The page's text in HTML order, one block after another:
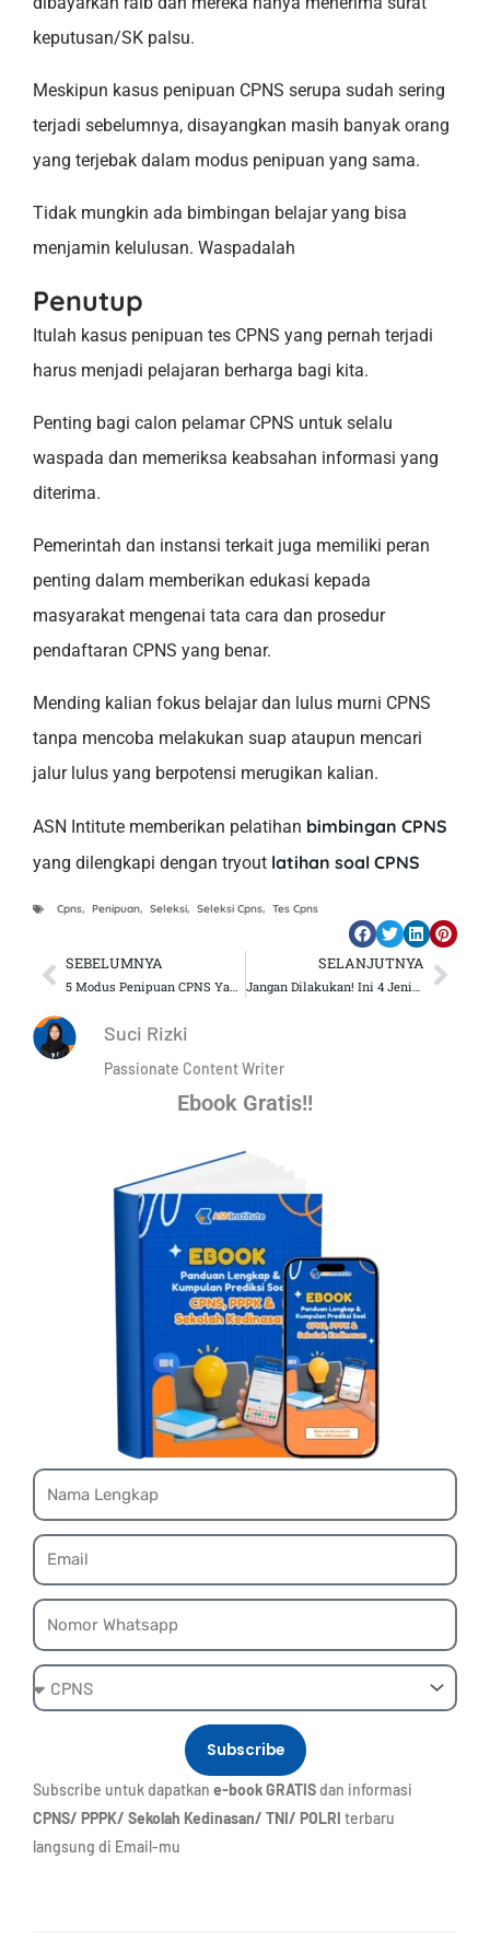
keputusan/SK palsu.
Meskipun kasus penipuan CPNS serupa sudah sering
terjadi sebelumnya, disayangkan masih banyak orang
yang terjebak dalam modus penipuan yang sama.
Tidak mungkin ada bimbingan belajar yang bisa
menjamin kelulusan. Waspadalah
Penutup
Itulah kasus penipuan tes CPNS yang pernah terjadi
harus menjadi pelajaran berharga bagi kita.
Penting bagi calon pelamar CPNS untuk selalu
waspada dan memeriksa keabsahan informasi yang
diterima.
Pemerintah dan instansi terkait juga memiliki peran
penting dalam memberikan edukasi kepada
masyarakat mengenai tata cara dan prosedur
pendaftaran CPNS yang benar.
Mending kalian fokus belajar dan lulus murni CPNS
tanpa mencoba melakukan suap ataupun mencari
jalur lulus yang berpotensi merugikan kalian.
ASN Intitute memberikan pelatihan bimbingan CPNS
yang dilengkapi dengan tryout latihan soal CPNS
Cpns, Penipuan, Seleksi, Seleksi Cpns, Tes Cpns
Prev
SEBELUMNYA
5 Modus Penipuan CPNS Yang Harus Diwaspadai
SELANJUTNYA
Jangan Dilakukan! Ini 4 Jenis Kecurangan CPNS Yang Telah Terungkap
Suci Rizki
Passionate Content Writer
Ebook Gratis!!
Name
Email
Whatsapp
Ebook
Subscribe
Subscribe untuk dapatkan e-book GRATISdan informasi
CPNS/ PPPK/ Sekolah Kedinasan/ TNI/ POLRI terbaru
langsung di Email-mu